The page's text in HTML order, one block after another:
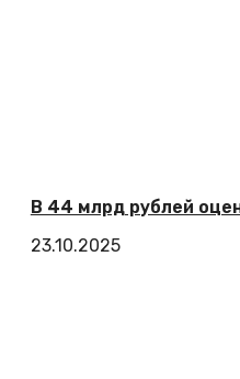
В 44 млрд рублей
23.10.2025